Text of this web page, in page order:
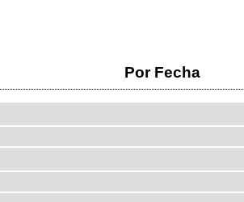
Por Fecha